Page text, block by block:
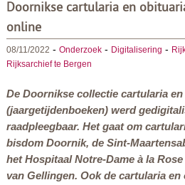
Doornikse cartularia en
online
08/11/2022 - Onderzoek- Digitalisering -
Rijksarchief te Bergen
De Doornikse collectie cartularia
(jaargetijdenboeken) werd
raadpleegbaar. Het gaat om
bisdom Doornik, de Sint-
het Hospitaal Notre-Dame à la
van Gellingen. Ook de cartularia